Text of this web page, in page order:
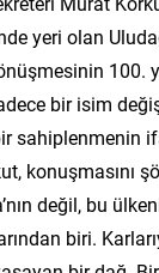
yeri olan
100.
bir isim
sahiplenmenin
konuşmasını
değil, bu
biri.